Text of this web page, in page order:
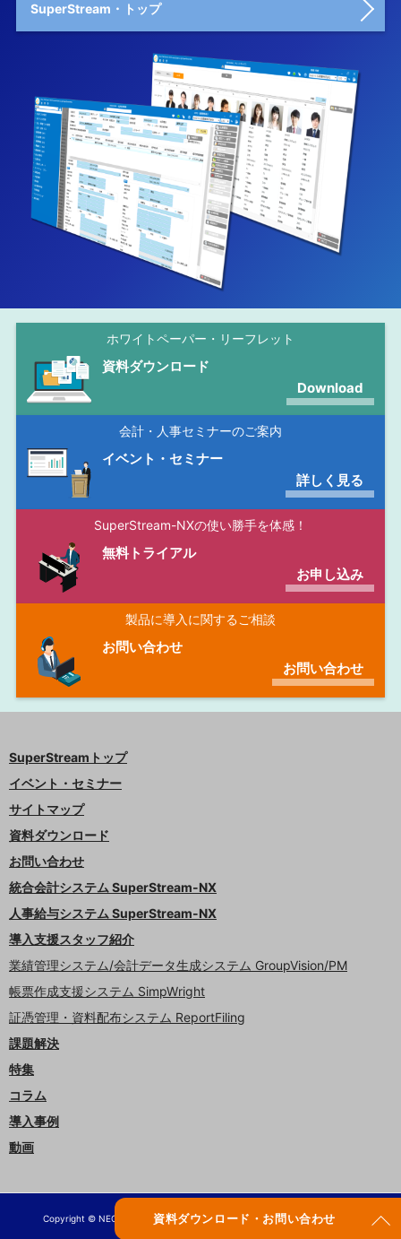
SuperStream・トップ
ホワイトペーパー・リーフレット
資料ダウンロード
Download
会計・人事セミナーのご案内
イベント・セミナー
詳しく見る
SuperStream-NXの使い勝手を体感！
無料トライアル
お申し込み
製品に導入に関するご相談
お問い合わせ
お問い合わせ
資料ダウンロード・お問い合わせ
SuperStreamトップ
イベント・セミナー
サイトマップ
資料ダウンロード
お問い合わせ
統合会計システム SuperStream-NX
人事給与システム SuperStream-NX
導入支援スタッフ紹介
業績管理システム/会計データ生成システム GroupVision/PM
帳票作成支援システム SimpWright
証憑管理・資料配布システム ReportFiling
課題解決
特集
コラム
導入事例
動画
Copyright © NEC Solution Innovators, Ltd. 2014-2026 All rights reserved.